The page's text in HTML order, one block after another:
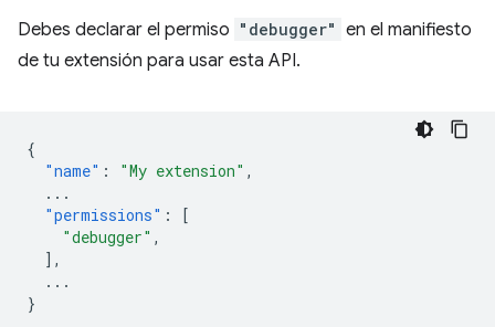
Debes declarar el permiso "debugger" en el manifiesto
de tu extensión para usar esta API.
{
"name" : "My extension" ,
...
"permissions" :
[
"debugger" ,
],
...
}